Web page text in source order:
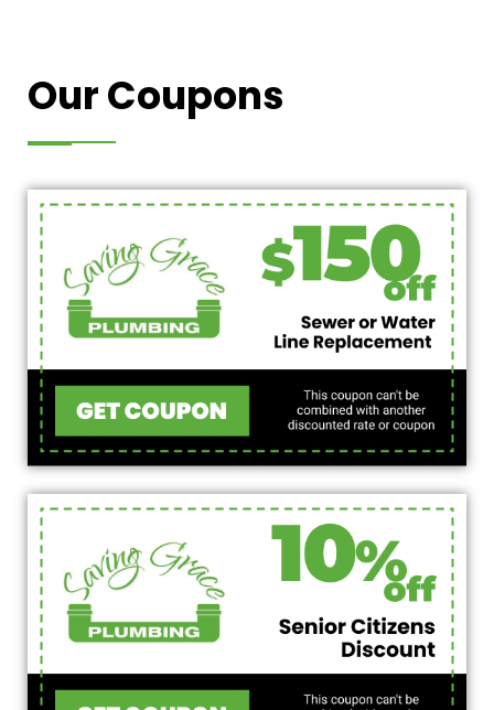
Our Coupons